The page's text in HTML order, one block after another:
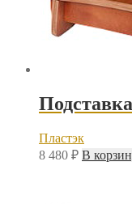
Пластэк
8 480 ₽ В